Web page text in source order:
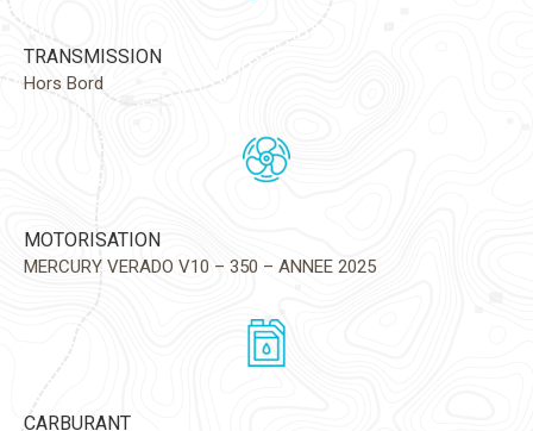
TRANSMISSION
Hors Bord
MOTORISATION
MERCURY VERADO V10 – 350 – ANNEE 2025
CARBURANT